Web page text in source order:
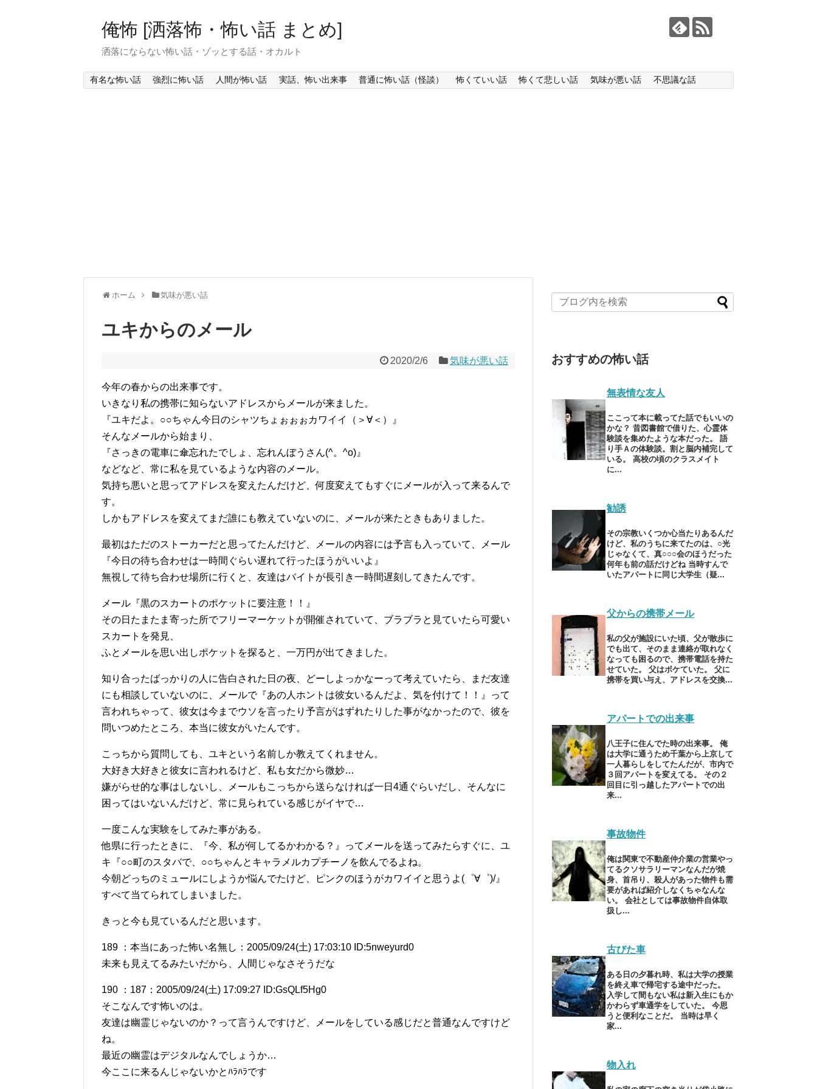
俺怖 [洒落怖・怖い話 まとめ]
洒落にならない怖い話・ゾッとする話・オカルト
有名な怖い話 強烈に怖い話 人間が怖い話 実話、怖い出来事 普通に怖い話（怪談） 怖くていい話 怖くて悲しい話 気味が悪い話 不思議な話
ホーム 気味が悪い話
ユキからのメール
2020/2/6 気味が悪い話
今年の春からの出来事です。
いきなり私の携帯に知らないアドレスからメールが来ました。
『ユキだよ。○○ちゃん今日のシャツちょぉぉぉカワイイ（＞∀＜）』
そんなメールから始まり、
『さっきの電車に傘忘れたでしょ、忘れんぼうさん(^。^o)』
などなど、常に私を見ているような内容のメール。
気持ち悪いと思ってアドレスを変えたんだけど、何度変えてもすぐにメールが入って来るんで
す。
しかもアドレスを変えてまだ誰にも教えていないのに、メールが来たときもありました。
最初はただのストーカーだと思ってたんだけど、メールの内容には予言も入っていて、メール
『今日の待ち合わせは一時間ぐらい遅れて行ったほうがいいよ』
無視して待ち合わせ場所に行くと、友達はバイトが長引き一時間遅刻してきたんです。
メール『黒のスカートのポケットに要注意！！』
その日たまたま寄った所でフリーマーケットが開催されていて、ブラブラと見ていたら可愛い
スカートを発見、
ふとメールを思い出しポケットを探ると、一万円が出てきました。
知り合ったばっかりの人に告白された日の夜、どーしよっかなーって考えていたら、まだ友達
にも相談していないのに、メールで『あの人ホントは彼女いるんだよ、気を付けて！！』って
言われちゃって、彼女は今までウソを言ったり予言がはずれたりした事がなかったので、彼を
問いつめたところ、本当に彼女がいたんです。
こっちから質問しても、ユキという名前しか教えてくれません。
大好き大好きと彼女に言われるけど、私も女だから微妙…
嫌がらせ的な事はしないし、メールもこっちから送らなければ一日4通ぐらいだし、そんなに
困ってはいないんだけど、常に見られている感じがイヤで…
一度こんな実験をしてみた事がある。
他県に行ったときに、『今、私が何してるかわかる？』ってメールを送ってみたらすぐに、ユ
キ『○○町のスタバで、○○ちゃんとキャラメルカプチーノを飲んでるよね。
今朝どっちのミュールにしようか悩んでたけど、ピンクのほうがカワイイと思うよ(゜∀゜)/』
すべて当てられてしまいました。
きっと今も見ているんだと思います。
189 ：本当にあった怖い名無し：2005/09/24(土) 17:03:10 ID:5nweyurd0
未来も見えてるみたいだから、人間じゃなさそうだな
190 ：187：2005/09/24(土) 17:09:27 ID:GsQLf5Hg0
そこなんです怖いのは。
友達は幽霊じゃないのか？って言うんですけど、メールをしている感じだと普通なんですけど
ね。
最近の幽霊はデジタルなんでしょうか…
今ここに来るんじゃないかとﾊﾗﾊﾗです
おすすめの怖い話
無表情な友人
ここって本に載ってた話でもいいの
かな？ 昔図書館で借りた、心霊体
験談を集めたような本だった。 語
り手Ａの体験談。割と脳内補完して
いる。 高校の頃のクラスメイト
に...
勧誘
その宗教いくつか心当たりあるんだ
けど、私のうちに来てたのは、○光
じゃなくて、真○○○会のほうだった
何年も前の話だけどね 当時すんで
いたアパートに同じ大学生（疑...
父からの携帯メール
私の父が施設にいた頃、父が散歩に
でも出て、そのまま連絡が取れなく
なっても困るので、携帯電話を持た
せていた。 父はボケていた。 父に
携帯を買い与え、アドレスを交換...
アパートでの出来事
八王子に住んでた時の出来事。 俺
は大学に通うため千葉から上京して
一人暮らしをしてたんだが、市内で
３回アパートを変えてる。 その２
回目に引っ越したアパートでの出
来...
事故物件
俺は関東で不動産仲介業の営業やっ
てるクソサラリーマンなんだが焼
身、首吊り、殺人があった物件も需
要があれば紹介しなくちゃなんな
い。 会社としては事故物件自体取
扱し...
古びた車
ある日の夕暮れ時、私は大学の授業
を終え車で帰宅する途中だった。
入学して間もない私は新入生にもか
かわらず車通学をしていた。 今思
うと便利なことだ。 当時は早く
家...
物入れ